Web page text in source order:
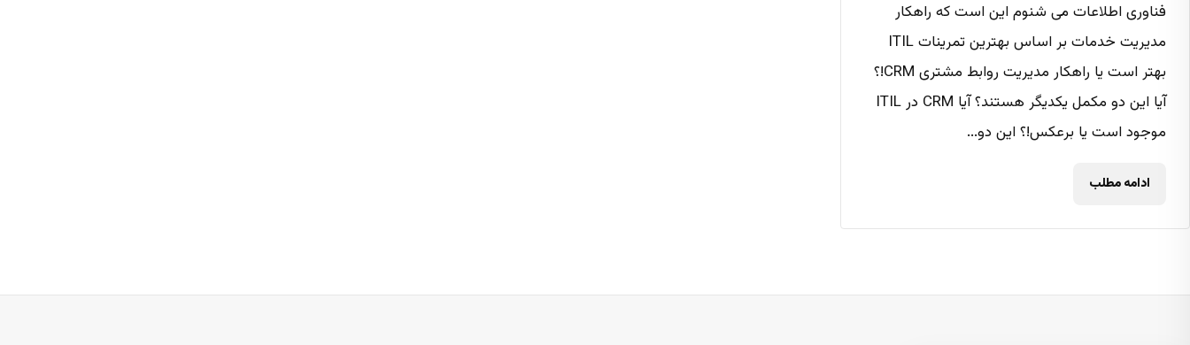
فناوری اطلاعات می شنوم این است که راهکار
مدیریت خدمات بر اساس بهترین تمرینات ITIL
بهتر است یا راهکار مدیریت روابط مشتری CRM!؟
آیا این دو مکمل یکدیگر هستند؟ آیا CRM در ITIL
موجود است یا برعکس!؟ این دو...
ادامه مطلب